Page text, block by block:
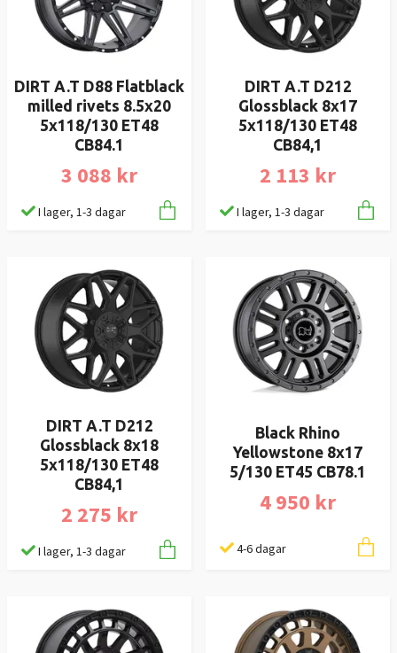
DIRT A.T D88 Flatblack
milled rivets 8.5x20
5x118/130 ET48
CB84.1
3 088 kr
I lager, 1-3 dagar
DIRT A.T D212
Glossblack 8x17
5x118/130 ET48
CB84,1
2 113 kr
I lager, 1-3 dagar
DIRT A.T D212
Glossblack 8x18
5x118/130 ET48
CB84,1
2 275 kr
I lager, 1-3 dagar
Black Rhino
Yellowstone 8x17
5/130 ET45 CB78.1
4 950 kr
4-6 dagar